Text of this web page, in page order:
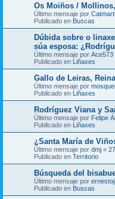
Os Moiños /
Último mensaje por
Publicado en Buscas
Dúbida sobre o
súa esposa:
Último mensaje por Ace573
Publicado en Liñaxes
Gallo de Leiras,
Último mensaje por
Publicado en Liñaxes
Rodríguez Viana y
Último mensaje por Felipe
Publicado en Liñaxes
¿Santa María de
Último mensaje por dmj «
Publicado en Territorio
Búsqueda del
Último mensaje por
Publicado en Buscas